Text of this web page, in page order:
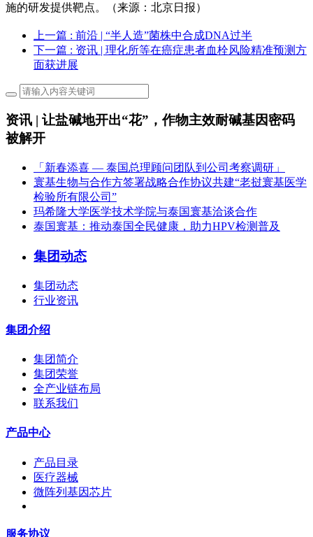
施的研发提供靶点。（来源：北京日报）
上一篇 : 前沿 | “半人造”菌株中合成DNA过半
下一篇 : 资讯 | 理化所等在癌症患者血栓风险精准预测方
面获进展
资讯 | 让盐碱地开出“花”，作物主效耐碱基因密码
被解开
「新春添喜 — 泰国总理顾问团队到公司考察调研」
寰基生物与合作方签署战略合作协议共建“老挝寰基医学
检验所有限公司”
玛希隆大学医学技术学院与泰国寰基洽谈合作
泰国寰基：推动泰国全民健康，助力HPV检测普及
集团动态
集团动态
行业资讯
集团介绍
集团简介
集团荣誉
全产业链布局
联系我们
产品中心
产品目录
医疗器械
微阵列基因芯片
服务协议